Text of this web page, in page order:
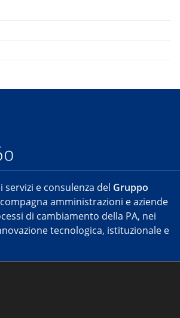
servizi e consulenza del Gruppo
amministrazioni e aziende
di cambiamento della PA, nei
tecnologica, istituzionale e